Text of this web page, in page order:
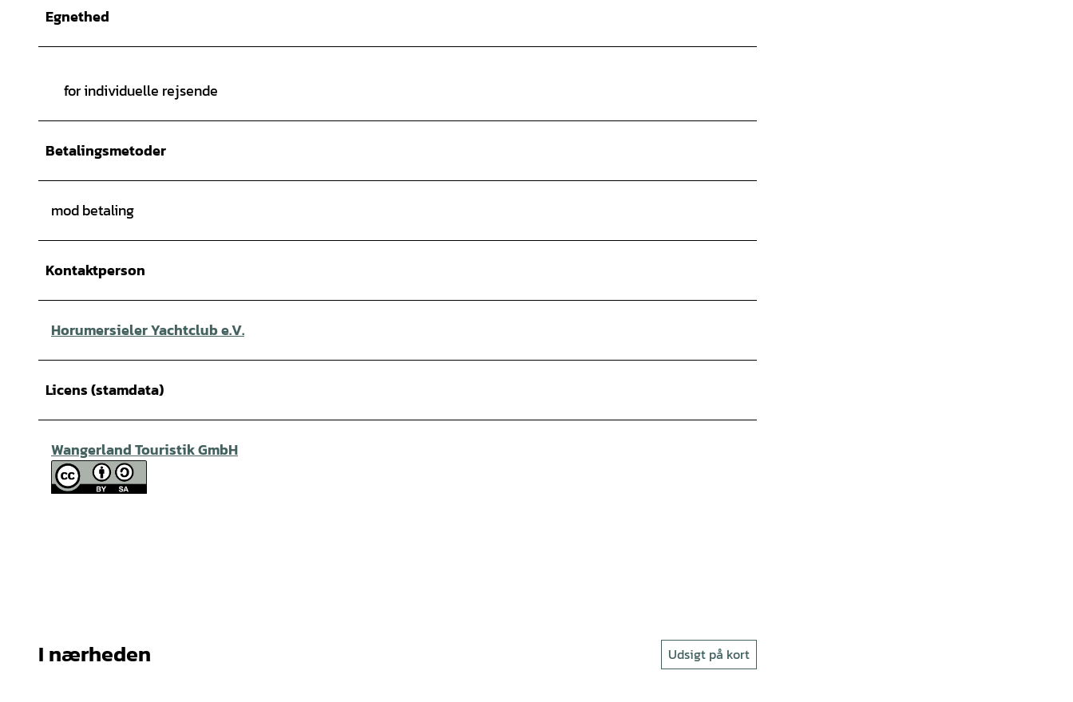
Egnethed
for individuelle rejsende
Betalingsmetoder
mod betaling
Kontaktperson
Horumersieler Yachtclub e.V.
Licens (stamdata)
Wangerland Touristik GmbH
I nærheden Udsigt på kort